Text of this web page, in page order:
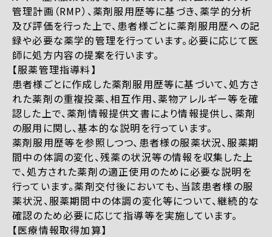
管理計画（RMP）、薬剤服用歴等に基づき、薬学的分析
及び評価を行った上で、患者様ごとに薬剤服用歴への記
録や必要な薬学的管理を行っています。必要に応じて医
師に処方内容の提案を行います。
【服薬管理指導料】
患者様ごとに作成した薬剤服用歴等に基づいて、処方さ
れた薬剤の重複投薬、相互作用、薬物アレルギー等を確
認した上で、薬剤情報提供文書により情報提供し、薬剤
の服用に関し、基本的な説明を行っています。
薬剤服用歴等を参照しつつ、患者様の服薬状況、服薬期
間中の体調の変化、残薬の状況等の情報を収集した上
で、処方された薬剤の適正使用のために必要な説明を
行っています。薬剤交付後においても、当該患者様の服
薬状況、服薬期間中の体調の変化等について、継続的な
確認のため必要に応じて指導等を実施しています。
【医療情報取得加算】